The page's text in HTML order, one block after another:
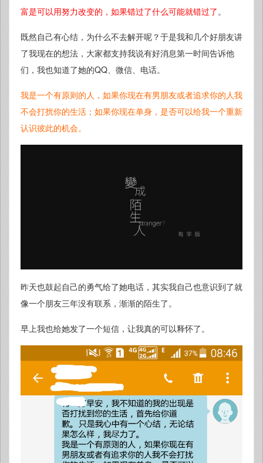
富是可以用努力改变的，如果错过了什么可能就错过了 。
既然自己有心结，为什么不去解开呢？于是我和几个好朋友讲
了我现在的想法，大家都支持我说有好消息第一时间告诉他
们，我也知道了她的QQ、微信、电话。
我是一个有原则的人，如果你现在有男朋友或者追求你的人我
不会打扰你的生活；如果你现在单身，是否可以给我一个重新
认识彼此的机会。
昨天也鼓起自己的勇气给了她电话，其实我自己也意识到了就
像一个朋友三年没有联系，渐渐的陌生了。
早上我也给她发了一个短信，让我真的可以释怀了。